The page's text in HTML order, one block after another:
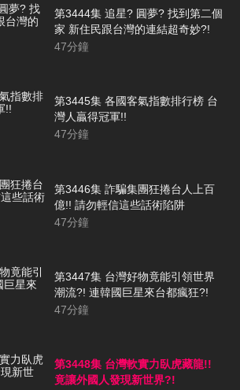
第3444集 追星? 圓夢? 找到第二個
家 新住民跟台灣的連結超奇妙?!
47分鐘
第3445集 各國客氣指數排行榜 台
灣人贏得冠軍!!
47分鐘
第3446集 詐騙集團狂捲台人上百
億!! 請勿輕信這些話術陷阱
47分鐘
第3447集 台灣好物竟能引領世界
潮流?! 連韓國巨星來台都瘋狂?!
47分鐘
第3448集 台灣軟實力臥虎藏龍!!
竟讓外國人發現新世界?!